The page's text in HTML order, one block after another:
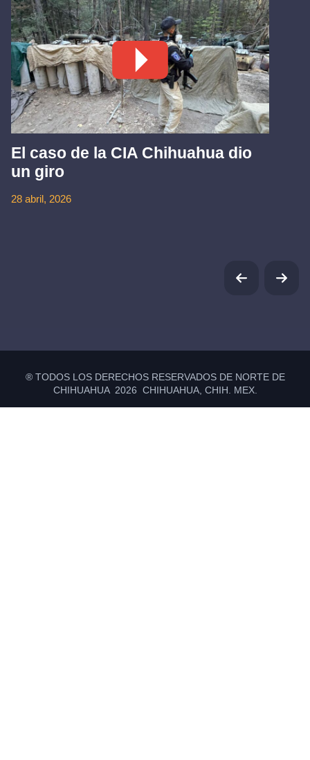
El caso de la CIA Chihuahua dio
un giro
28 abril, 2026
® TODOS LOS DERECHOS RESERVADOS DE NORTE DE
CHIHUAHUA 2026 CHIHUAHUA, CHIH. MEX.